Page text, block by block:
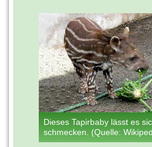
Dieses Tapirbaby lässt es
schmecken. (Quelle: